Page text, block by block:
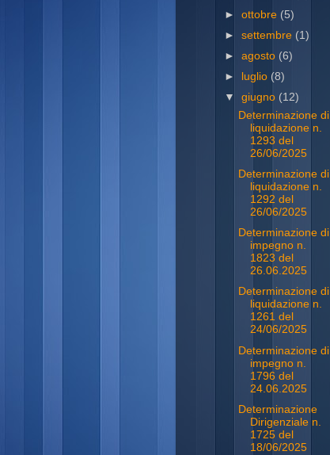
►ottobre (5)
►settembre (1)
►agosto (6)
►
luglio (8)
▼giugno (12)
Determinazione di
liquidazione n.
1293 del
26/06/2025
Determinazione di
liquidazione n.
1292 del
26/06/2025
Determinazione di
impegno n.
1823 del
26.06.2025
Determinazione di
liquidazione n.
1261 del
24/06/2025
Determinazione di
impegno n.
1796 del
24.06.2025
Determinazione
Dirigenziale n.
1725 del
18/06/2025